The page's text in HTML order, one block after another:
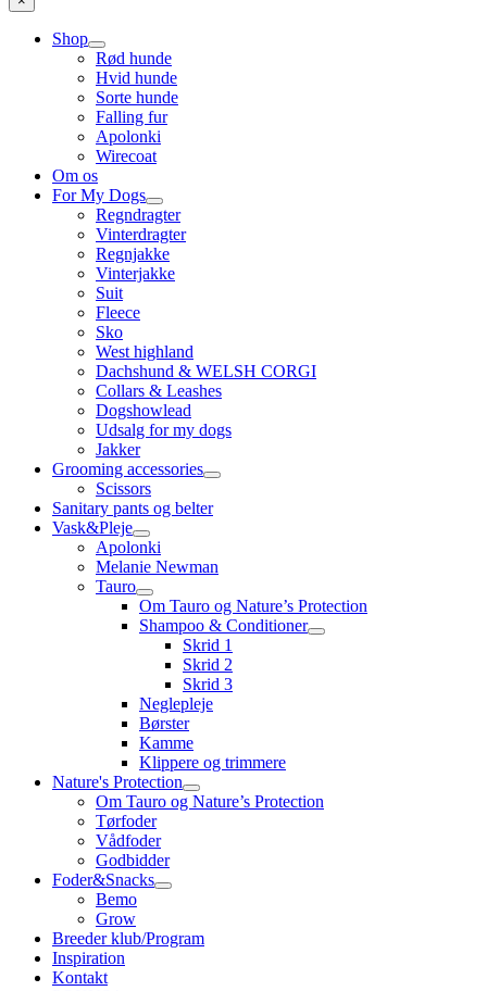
Shop
Rød hunde
Hvid hunde
Sorte hunde
Falling fur
Apolonki
Wirecoat
Om os
For My Dogs
Regndragter
Vinterdragter
Regnjakke
Vinterjakke
Suit
Fleece
Sko
West highland
Dachshund & WELSH CORGI
Collars & Leashes
Dogshowlead
Udsalg for my dogs
Jakker
Grooming accessories
Scissors
Sanitary pants og belter
Vask&Pleje
Apolonki
Melanie Newman
Tauro
Om Tauro og Nature’s Protection
Shampoo & Conditioner
Skrid 1
Skrid 2
Skrid 3
Neglepleje
Børster
Kamme
Klippere og trimmere
Nature's Protection
Om Tauro og Nature’s Protection
Tørfoder
Vådfoder
Godbidder
Foder&Snacks
Bemo
Grow
Breeder klub/Program
Inspiration
Kontakt